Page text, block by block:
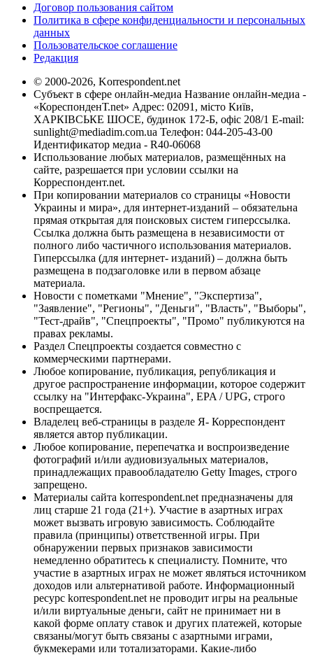
Договор пользования сайтом
Политика в сфере конфиденциальности и персональных
данных
Пользовательское соглашение
Редакция
© 2000-2026, Korrespondent.net
Субъект в сфере онлайн-медиа Название онлайн-медиа -
«КореспонденТ.net» Адрес: 02091, місто Київ,
ХАРКІВСЬКЕ ШОСЕ, будинок 172-Б, офіс 208/1 E-mail:
sunlight@mediadim.com.ua Телефон: 044-205-43-00
Идентификатор медиа - R40-06068
Использование любых материалов, размещённых на
сайте, разрешается при условии ссылки на
Корреспондент.net.
При копировании материалов со страницы «Новости
Украины и мира», для интернет-изданий – обязательна
прямая открытая для поисковых систем гиперссылка.
Ссылка должна быть размещена в независимости от
полного либо частичного использования материалов.
Гиперссылка (для интернет- изданий) – должна быть
размещена в подзаголовке или в первом абзаце
материала.
Новости с пометками "Мнение", "Экспертиза",
"Заявление", "Регионы", "Деньги", "Власть", "Выборы",
"Тест-драйв", "Спецпроекты", "Промо" публикуются на
правах рекламы.
Раздел Спецпроекты создается совместно с
коммерческими партнерами.
Любое копирование, публикация, републикация и
другое распространение информации, которое содержит
ссылку на "Интерфакс-Украина", EPA / UPG, строго
воспрещается.
Владелец веб-страницы в разделе Я- Корреспондент
является автор публикации.
Любое копирование, перепечатка и воспроизведение
фотографий и/или аудиовизуальных материалов,
принадлежащих правообладателю Getty Images, строго
запрещено.
Материалы сайта korrespondent.net предназначены для
лиц старше 21 года (21+). Участие в азартных играх
может вызвать игровую зависимость. Соблюдайте
правила (принципы) ответственной игры. При
обнаружении первых признаков зависимости
немедленно обратитесь к специалисту. Помните, что
участие в азартных играх не может являться источником
доходов или альтернативой работе. Информационный
ресурс korrespondent.net не проводит игры на реальные
и/или виртуальные деньги, сайт не принимает ни в
какой форме оплату ставок и других платежей, которые
связаны/могут быть связаны с азартными играми,
букмекерами или тотализаторами. Какие-либо